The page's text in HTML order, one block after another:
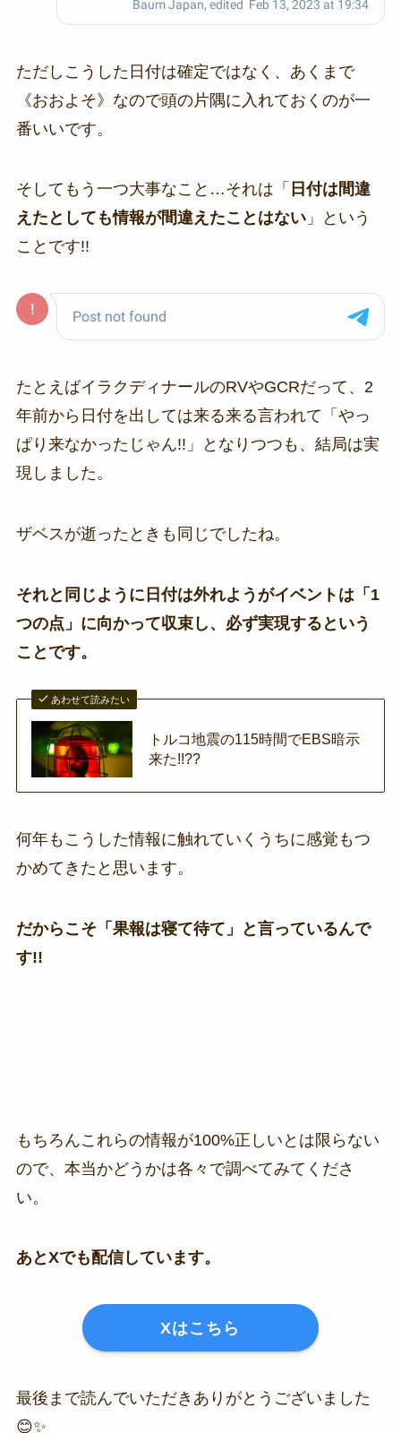
ただしこうした日付は確定ではなく、あくまで
《おおよそ》なので頭の片隅に入れておくのが一
番いいです。
そしてもう一つ大事なこと…それは「 日付は間違
えたとしても情報が間違えたことはない」という
ことです!!
たとえばイラクディナールのRVやGCRだって、2
年前から日付を出しては来る来る言われて「やっ
ぱり来なかったじゃん!!」となりつつも、結局は実
現しました。
ザベスが逝ったときも同じでしたね。
それと同じように日付は外れようがイベントは「1
つの点」に向かって収束し、必ず実現するという
ことです。
あわせて読みたい
トルコ地震の115時間でEBS暗示
来た!!??
何年もこうした情報に触れていくうちに感覚もつ
かめてきたと思います。
だからこそ「果報は寝て待て」と言っているんで
す!!
もちろんこれらの情報が100%正しいとは限らない
ので、本当かどうかは各々で調べてみてくださ
い。
あとXでも配信しています。
Xはこちら
最後まで読んでいただきありがとうございました
😊✨